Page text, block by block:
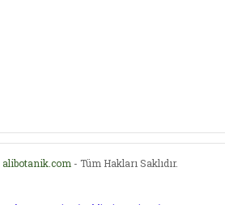
alibotanik.com - Tüm Hakları Saklıdır.